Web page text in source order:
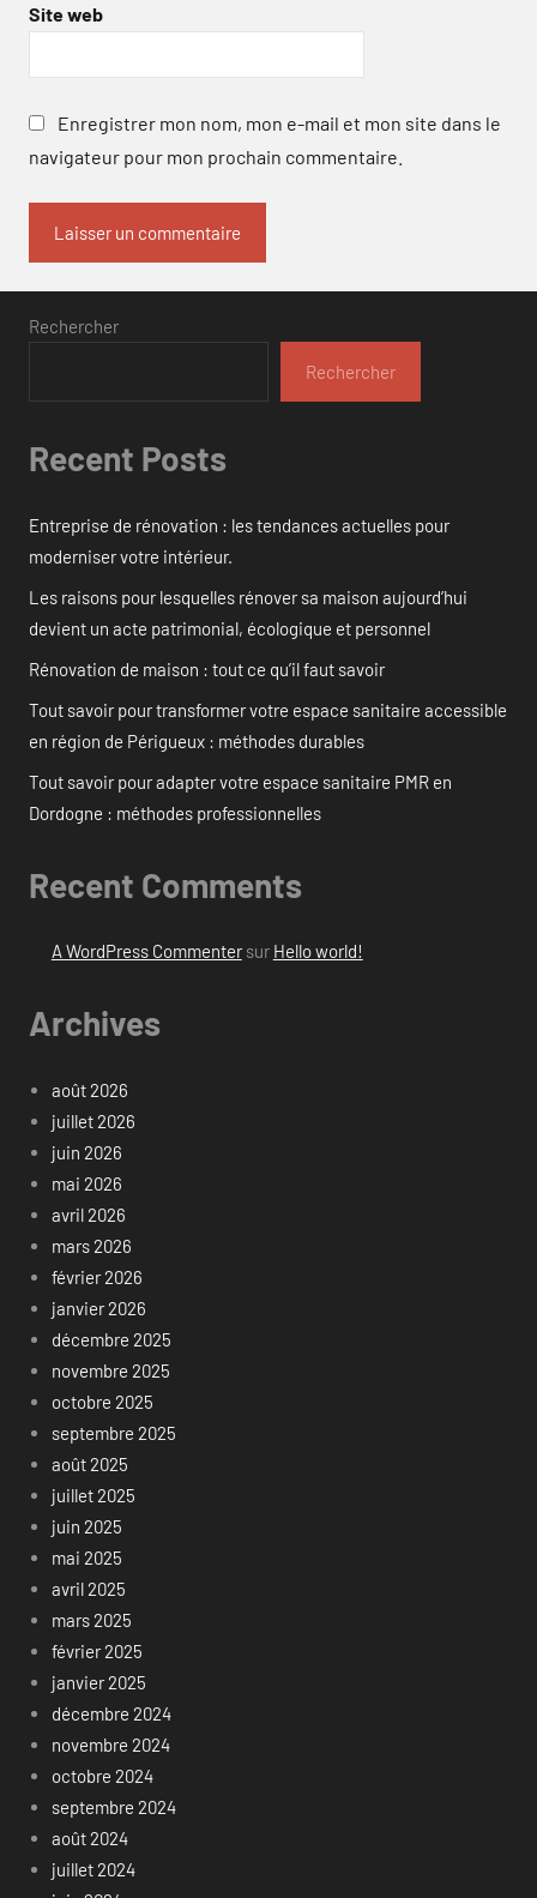
Site web
Enregistrer mon nom, mon e-mail et mon site dans le
navigateur pour mon prochain commentaire.
Rechercher
Rechercher
Recent Posts
Entreprise de rénovation : les tendances actuelles pour
moderniser votre intérieur.
Les raisons pour lesquelles rénover sa maison aujourd’hui
devient un acte patrimonial, écologique et personnel
Rénovation de maison : tout ce qu’il faut savoir
Tout savoir pour transformer votre espace sanitaire accessible
en région de Périgueux : méthodes durables
Tout savoir pour adapter votre espace sanitaire PMR en
Dordogne : méthodes professionnelles
Recent Comments
A WordPress Commentersur Hello world!
Archives
août 2026
juillet 2026
juin 2026
mai 2026
avril 2026
mars 2026
février 2026
janvier 2026
décembre 2025
novembre 2025
octobre 2025
septembre 2025
août 2025
juillet 2025
juin 2025
mai 2025
avril 2025
mars 2025
février 2025
janvier 2025
décembre 2024
novembre 2024
octobre 2024
septembre 2024
août 2024
juillet 2024